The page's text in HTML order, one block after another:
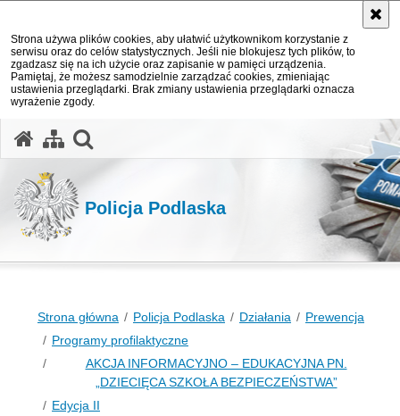
Strona używa plików cookies, aby ułatwić użytkownikom korzystanie z
serwisu oraz do celów statystycznych. Jeśli nie blokujesz tych plików, to
zgadzasz się na ich użycie oraz zapisanie w pamięci urządzenia.
Pamiętaj, że możesz samodzielnie zarządzać cookies, zmieniając
ustawienia przeglądarki. Brak zmiany ustawienia przeglądarki oznacza
wyrażenie zgody.
Policja Podlaska
Strona główna Policja Podlaska Działania
Prewencja
Programy profilaktyczne
AKCJA INFORMACYJNO – EDUKACYJNA PN.
„DZIECIĘCA SZKOŁA BEZPIECZEŃSTWA”
Edycja II